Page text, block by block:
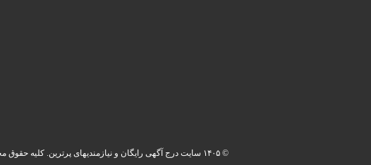
© ۱۴۰۵ سایت درج آگهی رایگان و نیازمندیهای پرترین. کلیه حقوق محفوظ می باشد.